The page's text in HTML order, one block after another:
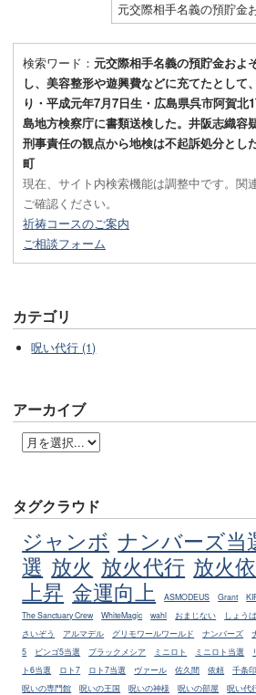
検索ワード： 元交際相手名義の預貯金およ
し、美容整形や遊興費などに充てたとして
り・平成元年7月7日生・広島県呉市阿賀北
島地方検察庁に書類送検した。井阪志織容
刑事責任の観点から地検は不起訴処分とし
町
現在、サイト内検索機能は調整中です。関
ご確認ください。
祈祷コースのご案内
ご相談フォーム
カテゴリ
呪い代行 (1)
アーカイブ
タグクラウド
ジャンボ ナンバーズ当
選 放火 放火代行 放火
上昇 金運向上 ASMODEUS Grant
The Sanctuary Crew
WhiteMagic wahl おまじない
しょう
さいぞう
アルマデル グリモワールワールド ナンバーズ
5
ビンゴ5当選 ブラックメシア ミニロト ミニロト当選
ト6当選
ロト7 ロト7当選 ヴァール 佐久間 依頼 千条印
呪いの専門館
呪いの王国 呪いの神様 呪いの部屋 呪い代